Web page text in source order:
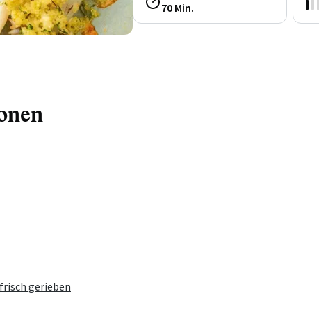
70 Min.
gerieben